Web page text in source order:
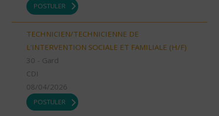
POSTULER
TECHNICIEN/TECHNICIENNE DE
L'INTERVENTION SOCIALE ET FAMILIALE (H/F)
30 - Gard
CDI
08/04/2026
POSTULER